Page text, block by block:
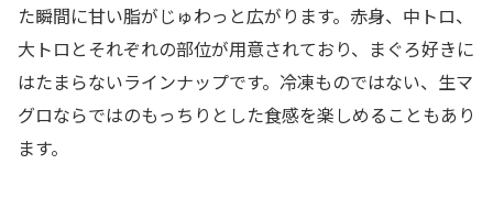
た瞬間に甘い脂がじゅわっと広がります。赤身、中トロ、
大トロとそれぞれの部位が用意されており、まぐろ好きに
はたまらないラインナップです。冷凍ものではない、生マ
グロならではのもっちりとした食感を楽しめることもあり
ます。